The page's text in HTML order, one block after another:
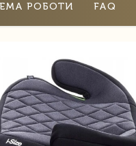
РОБОТИ FAQ